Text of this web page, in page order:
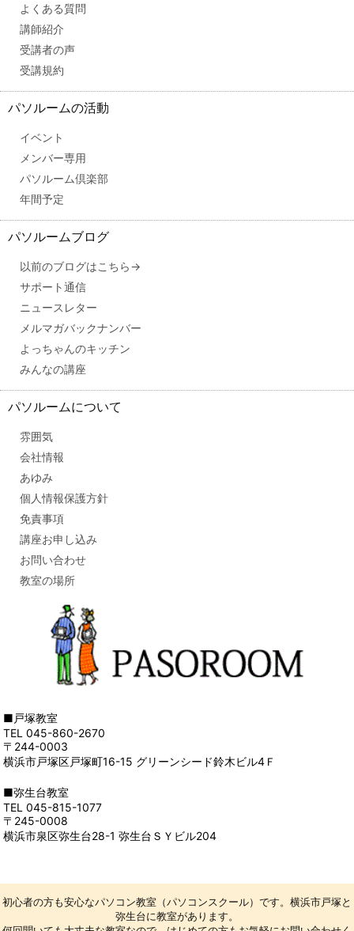
よくある質問
講師紹介
受講者の声
受講規約
パソルームの活動
イベント
メンバー専用
パソルーム倶楽部
年間予定
パソルームブログ
以前のブログはこちら→
サポート通信
ニュースレター
メルマガバックナンバー
よっちゃんのキッチン
みんなの講座
パソルームについて
雰囲気
会社情報
あゆみ
個人情報保護方針
免責事項
講座お申し込み
お問い合わせ
教室の場所
■戸塚教室
TEL 045-860-2670
〒244-0003
横浜市戸塚区戸塚町16-15 グリーンシード鈴木ビル4Ｆ
■弥生台教室
TEL 045-815-1077
〒245-0008
横浜市泉区弥生台28-1 弥生台ＳＹビル204
初心者の方も安心なパソコン教室（パソコンスクール）です。横浜市戸塚と
弥生台に教室があります。